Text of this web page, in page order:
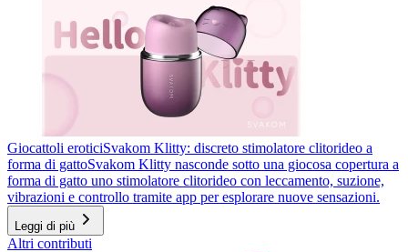
Giocattoli eroticiSvakom Klitty: discreto stimolatore clitorideo a
forma di gattoSvakom Klitty nasconde sotto una giocosa copertura a
forma di gatto uno stimolatore clitorideo con leccamento, suzione,
vibrazioni e controllo tramite app per esplorare nuove sensazioni.
Leggi di più
Altri contributi